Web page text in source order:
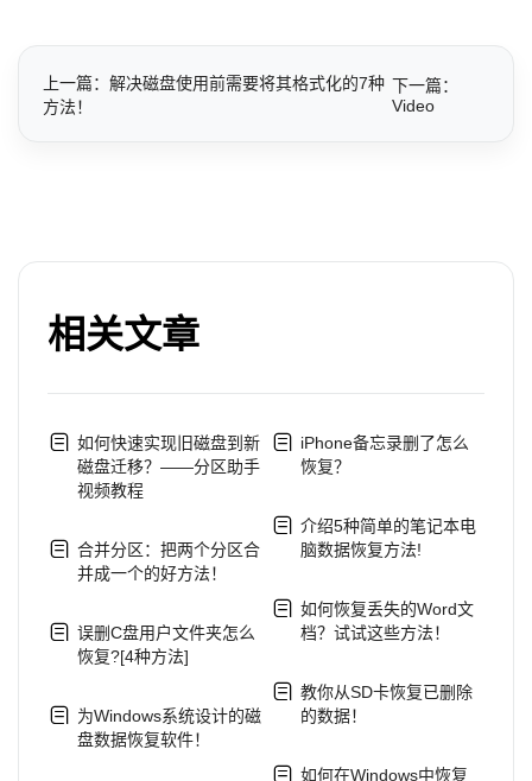
上一篇：解决磁盘使用前需要将其格式化的7种
方法！
下一篇：
Video
相关文章
如何快速实现旧磁盘到新
磁盘迁移？——分区助手
视频教程
合并分区：把两个分区合
并成一个的好方法！
误删C盘用户文件夹怎么
恢复?[4种方法]
为Windows系统设计的磁
盘数据恢复软件！
iPhone备忘录删了怎么
恢复？
介绍5种简单的笔记本电
脑数据恢复方法!
如何恢复丢失的Word文
档？试试这些方法！
教你从SD卡恢复已删除
的数据！
如何在Windows中恢复